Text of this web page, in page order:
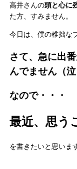
高井さんの頭と心に
た方、すみません。
今日は、僕の稚拙な
さて、急に出
んでません（泣
なので・・・
最近、思う
を書きたいと思いま